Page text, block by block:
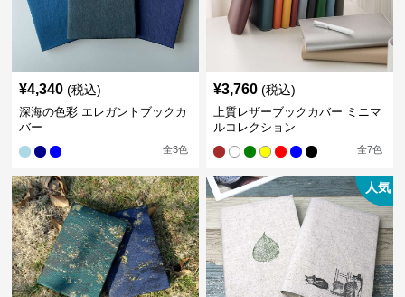
¥4,340 (税込)
深海の色彩 エレガントブックカ
バー
全3色
¥3,760 (税込)
上質レザーブックカバー ミニマ
ルコレクション
全7色
人気